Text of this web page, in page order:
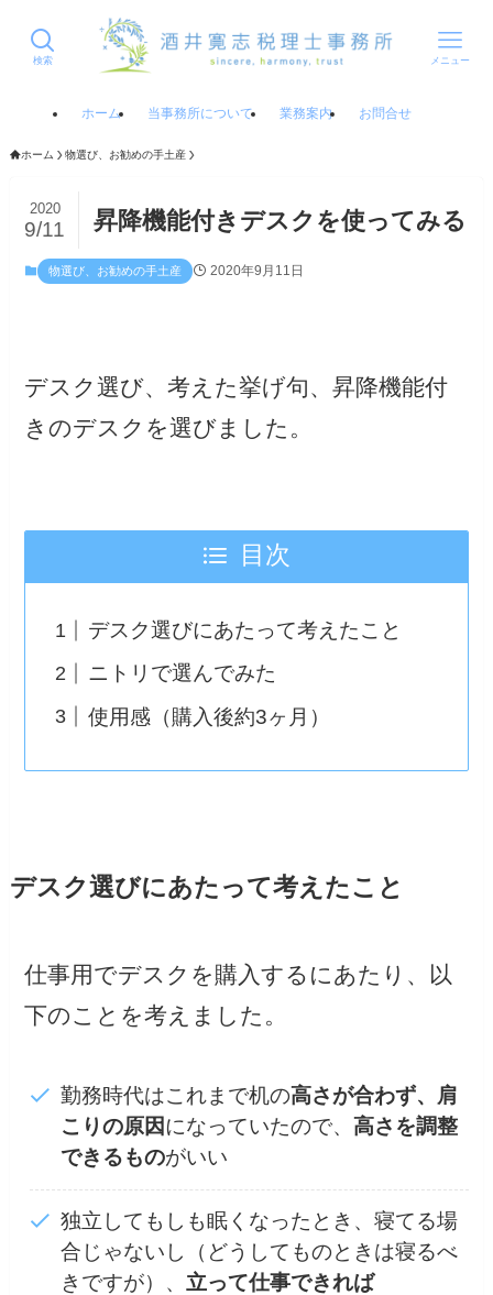
検索 メニュー
ホーム 当事務所について 業務案内 お問合せ
ホーム 物選び、お勧めの手土産
昇降機能付きデスクを使ってみる
2020
9/11
物選び、お勧めの手土産 2020年9月11日
デスク選び、考えた挙げ句、昇降機能付
きのデスクを選びました。
目次
デスク選びにあたって考えたこと
ニトリで選んでみた
使用感（購入後約3ヶ月）
デスク選びにあたって考えたこと
仕事用でデスクを購入するにあたり、以
下のことを考えました。
勤務時代はこれまで机の高さが合わず、肩
こりの原因になっていたので、高さを調整
できるものがいい
独立してもしも眠くなったとき、寝てる場
合じゃないし（どうしてものときは寝るべ
きですが）、 立って仕事できれば